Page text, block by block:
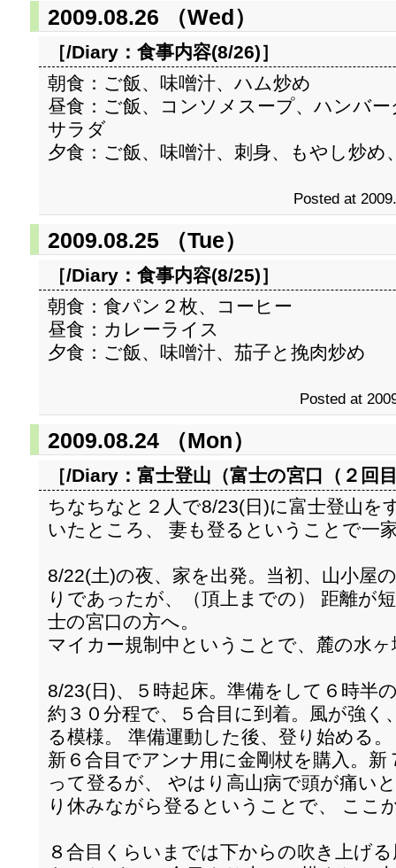
2009.08.26 （Wed）
［/Diary： 食事内容(8/26)］
朝食：ご飯、味噌汁、ハム炒め
昼食：ご飯、コンソメスープ、ハンバ
サラダ
夕食：ご飯、味噌汁、刺身、もやし炒め
Posted at
2009.08.25 （Tue）
［/Diary： 食事内容(8/25)］
朝食：食パン２枚、コーヒー
昼食：カレーライス
夕食：ご飯、味噌汁、茄子と挽肉炒め
Posted at
2009.08.24 （Mon）
［/Diary： 富士登山（富士の宮口（２回
ちなちなと２人で8/23(日)に富士登山を
いたところ、 妻も登るということで一
8/22(土)の夜、家を出発。当初、山小屋
りであったが、（頂上までの） 距離が
士の宮口の方へ。
マイカー規制中ということで、麓の水
8/23(日)、５時起床。準備をして６時半
約３０分程で、５合目に到着。風が強
る模様。 準備運動した後、登り始める。
新６合目でアンナ用に金剛杖を購入。
って登るが、 やはり高山病で頭が痛い
り休みながら登るということで、 ここ
８合目くらいまでは下からの吹き上げ